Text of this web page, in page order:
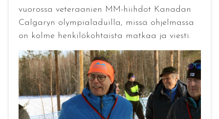
vuorossa veteraanien MM-hiihdot Kanadan
Calgaryn olympialaduilla, missä ohjelmassa
on kolme henkilökohtaista matkaa ja viesti.